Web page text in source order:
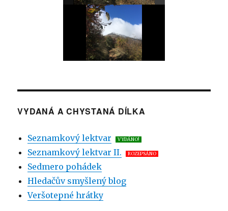
VYDANÁ A CHYSTANÁ DÍLKA
Seznamkový lektvar VYDÁNO!
Seznamkový lektvar II. ROZEPSÁNO
Sedmero pohádek
Hledačův smyšlený blog
Veršotepné hrátky